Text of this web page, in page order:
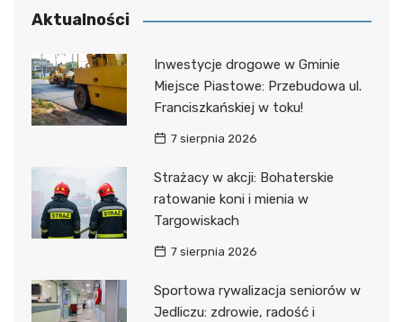
Aktualności
Inwestycje drogowe w Gminie
Miejsce Piastowe: Przebudowa ul.
Franciszkańskiej w toku!
7 sierpnia 2026
Strażacy w akcji: Bohaterskie
ratowanie koni i mienia w
Targowiskach
7 sierpnia 2026
Sportowa rywalizacja seniorów w
Jedliczu: zdrowie, radość i